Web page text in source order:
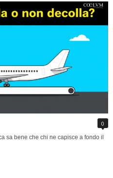
0
sa bene che chi ne capisce a fondo il